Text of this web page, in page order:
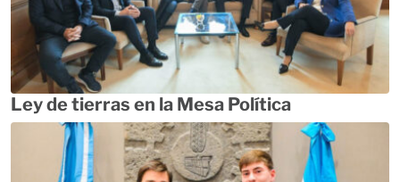
Ley de tierras en la Mesa Política